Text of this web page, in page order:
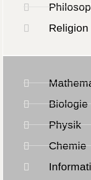
Religion
Biologie
Physik
Chemie